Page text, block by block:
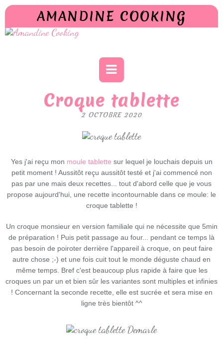
AMANDINE COOKING
Croque tablette
2 OCTOBRE 2020
Yes j'ai reçu mon moule tablette sur lequel je louchais depuis un
petit moment ! Aussitôt reçu aussitôt testé et j'ai commencé non
pas par une mais deux recettes... tout d'abord celle que je vous
propose aujourd'hui, une recette incontournable dans ce moule: le
croque tablette !
Un croque monsieur en version familiale qui ne nécessite que 5min
de préparation ! Puis petit passage au four... pendant ce temps là
pas besoin de poiroter derrière l'appareil à croque, on peut faire
autre chose ;-) et une fois cuit tout le monde déguste chaud en
même temps. Bref c'est beaucoup plus rapide à faire que les
croques un par un et bien sûr les variantes sont multiples et infinies
! Concernant la seconde recette, elle est sucrée et sera mise en
ligne très bientôt ^^